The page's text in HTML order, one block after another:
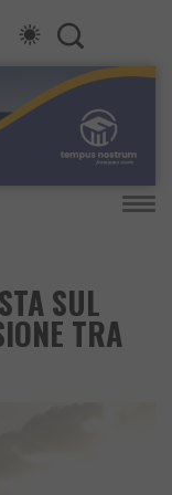
SUL
TRA